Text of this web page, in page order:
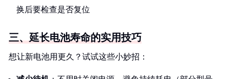
换后要检查是否复位
三、延长电池寿命的实用技巧
想让新电池用更久？试试这些小妙招：